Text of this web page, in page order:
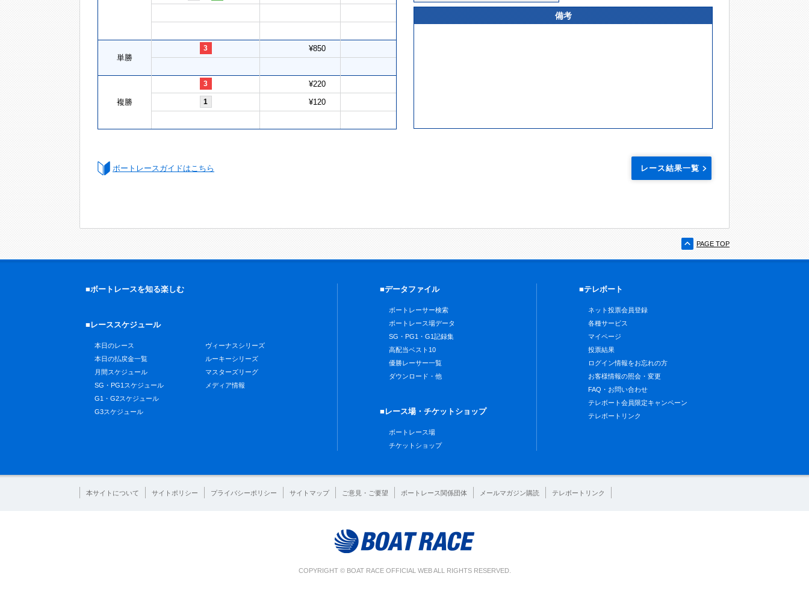
単勝
3 ¥850
複勝
3 ¥220
1 ¥120
備考
ボートレースガイドはこちら レース結果一覧
PAGE TOP
■ボートレースを知る楽しむ
■レーススケジュール
本日のレース
本日の払戻金一覧
月間スケジュール
SG・PG1スケジュール
G1・G2スケジュール
G3スケジュール
ヴィーナスシリーズ
ルーキーシリーズ
マスターズリーグ
メディア情報
■データファイル
ボートレーサー検索
ボートレース場データ
SG・PG1・G1記録集
高配当ベスト10
優勝レーサー一覧
ダウンロード・他
■レース場・チケットショップ
ボートレース場
チケットショップ
■テレボート
ネット投票会員登録
各種サービス
マイページ
投票結果
ログイン情報をお忘れの方
お客様情報の照会・変更
FAQ・お問い合わせ
テレボート会員限定キャンペーン
テレボートリンク
本サイトについて サイトポリシー プライバシーポリシー サイトマップ ご意見・ご要望 ボートレース関係団体 メールマガジン購読 テレボートリンク
COPYRIGHT © BOAT RACE OFFICIAL WEB ALL RIGHTS RESERVED.